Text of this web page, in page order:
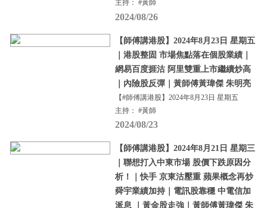
主持： #黃師
2024/08/26
【師傅講港股】2024年8月23日 星期五
｜港股整固 市場焦點落在個股業績｜
網易百度捱沽 阿里雙重上市繼續炒高
｜內險股反彈｜黃師傅黃瑋傑 朱明亮
【#師傅講港股】2024年8月23日 星期五
主持： #黃師
2024/08/23
【師傅講港股】2024年8月21日 星期三
｜聯想打入中東市場 股價下跌原因分
析！｜快手 京東沽壓重 蘋果概念再炒
舜宇業績加持｜電訊股靠穩 中電信加
派息 ｜黃金股走強｜黃師傅黃瑋傑 朱